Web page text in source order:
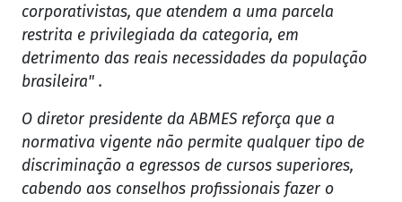
corporativistas, que atendem a uma parcela
restrita e privilegiada da categoria, em
detrimento das reais necessidades da população
brasileira" .
O diretor presidente da ABMES reforça que a
normativa vigente não permite qualquer tipo de
discriminação a egressos de cursos superiores,
cabendo aos conselhos profissionais fazer o